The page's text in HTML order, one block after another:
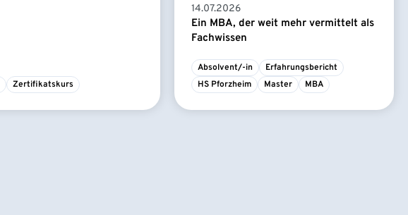
Zertifikatskurs
14.07.2026
Ein MBA, der weit mehr vermittelt als
Fachwissen
Absolvent/-in
Erfahrungsbericht
HS Pforzheim
Master MBA